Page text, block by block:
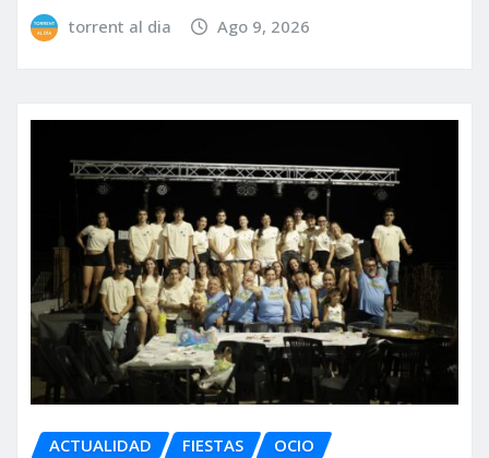
torrent al dia Ago 9, 2026
ACTUALIDAD FIESTAS OCIO